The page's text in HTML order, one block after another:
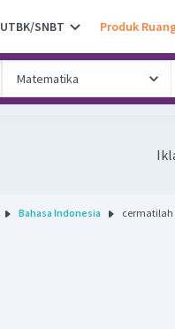
UTBK/SNBT Produk
Bahasa Indonesia